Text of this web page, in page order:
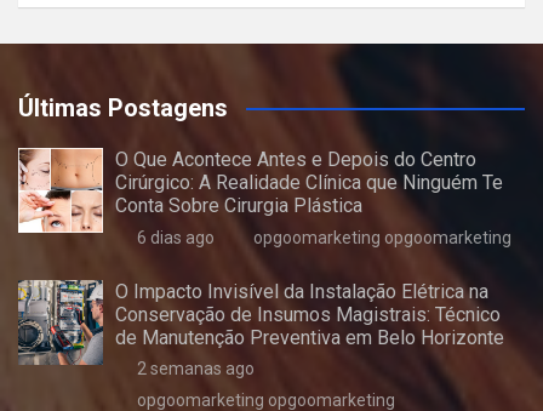
Últimas Postagens
O Que Acontece Antes e Depois do Centro
Cirúrgico: A Realidade Clínica que Ninguém Te
Conta Sobre Cirurgia Plástica
6 dias ago opgoomarketing opgoomarketing
O Impacto Invisível da Instalação Elétrica na
Conservação de Insumos Magistrais: Técnico
de Manutenção Preventiva em Belo Horizonte
2 semanas ago
opgoomarketing opgoomarketing